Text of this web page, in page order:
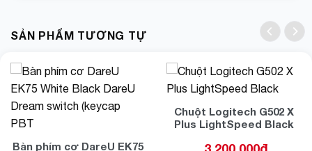
SẢN PHẨM TƯƠNG TỰ
Bàn phím cơ DareU EK75
Chuột Logitech G502 X
Plus LightSpeed Black
3.200.000₫